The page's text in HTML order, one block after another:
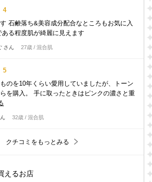
4
石鹸落ち&美容成分配合なところもお気に入
る程度肌が綺麗に見えます
さん 27歳 / 混合肌
5
のを10年くらい愛用していましたが、トーン
を購入。 手に取ったときはピンクの濃さと重
32歳 / 混合肌
クチコミをもっとみる
えるお店